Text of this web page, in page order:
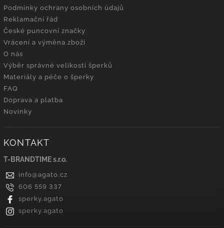
Podmínky ochrany osobních údajů
Reklamační řád
České puncovní značky
Vrácení a výměna zboží
O nás
Výběr správné velikosti šperků
Materiály a péče o šperky
FAQ
Doprava a platba
Novinky
KONTAKT
T-BRANDTIME s.r.o.
info@agato.cz
606 559 337
sperky.agato
sperky.agato